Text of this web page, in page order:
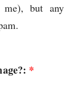
but any
*
des
Wächter
got the
testsuite to